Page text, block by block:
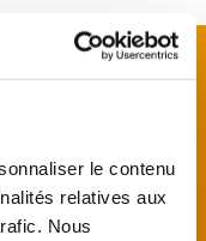
le contenu
relatives aux
Nous
PIÈCE !
et de